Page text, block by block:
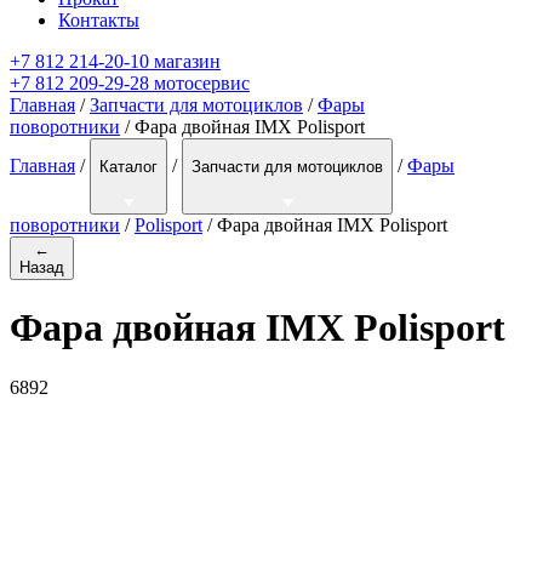
Контакты
+7 812 214-20-10 магазин
+7 812 209-29-28 мотосервис
Главная /Запчасти для мотоциклов /Фары
поворотники / Фара двойная IMX Polisport
Главная / Каталог / Запчасти для мотоциклов / Фары
поворотники / Polisport / Фара двойная IMX Polisport
←
Назад
Фара двойная IMX Polisport
6892